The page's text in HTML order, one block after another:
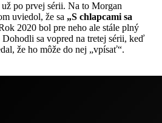
po prvej sérii. Na to Morgan
uviedol, že sa „S chlapcami sa
2020 bol pre neho ale stále plný
sa vopred na tretej sérii, keď
že ho môže do nej „vpísať“.